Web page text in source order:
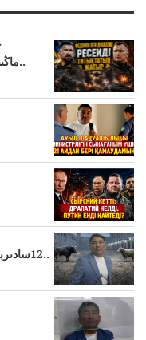
ماڭىنپوكروۆسكاپ، درون ماڭىنداعىنە ج..
12سادىربايدىتاعىسى كەلە12نجىلعاۇقا مەس..